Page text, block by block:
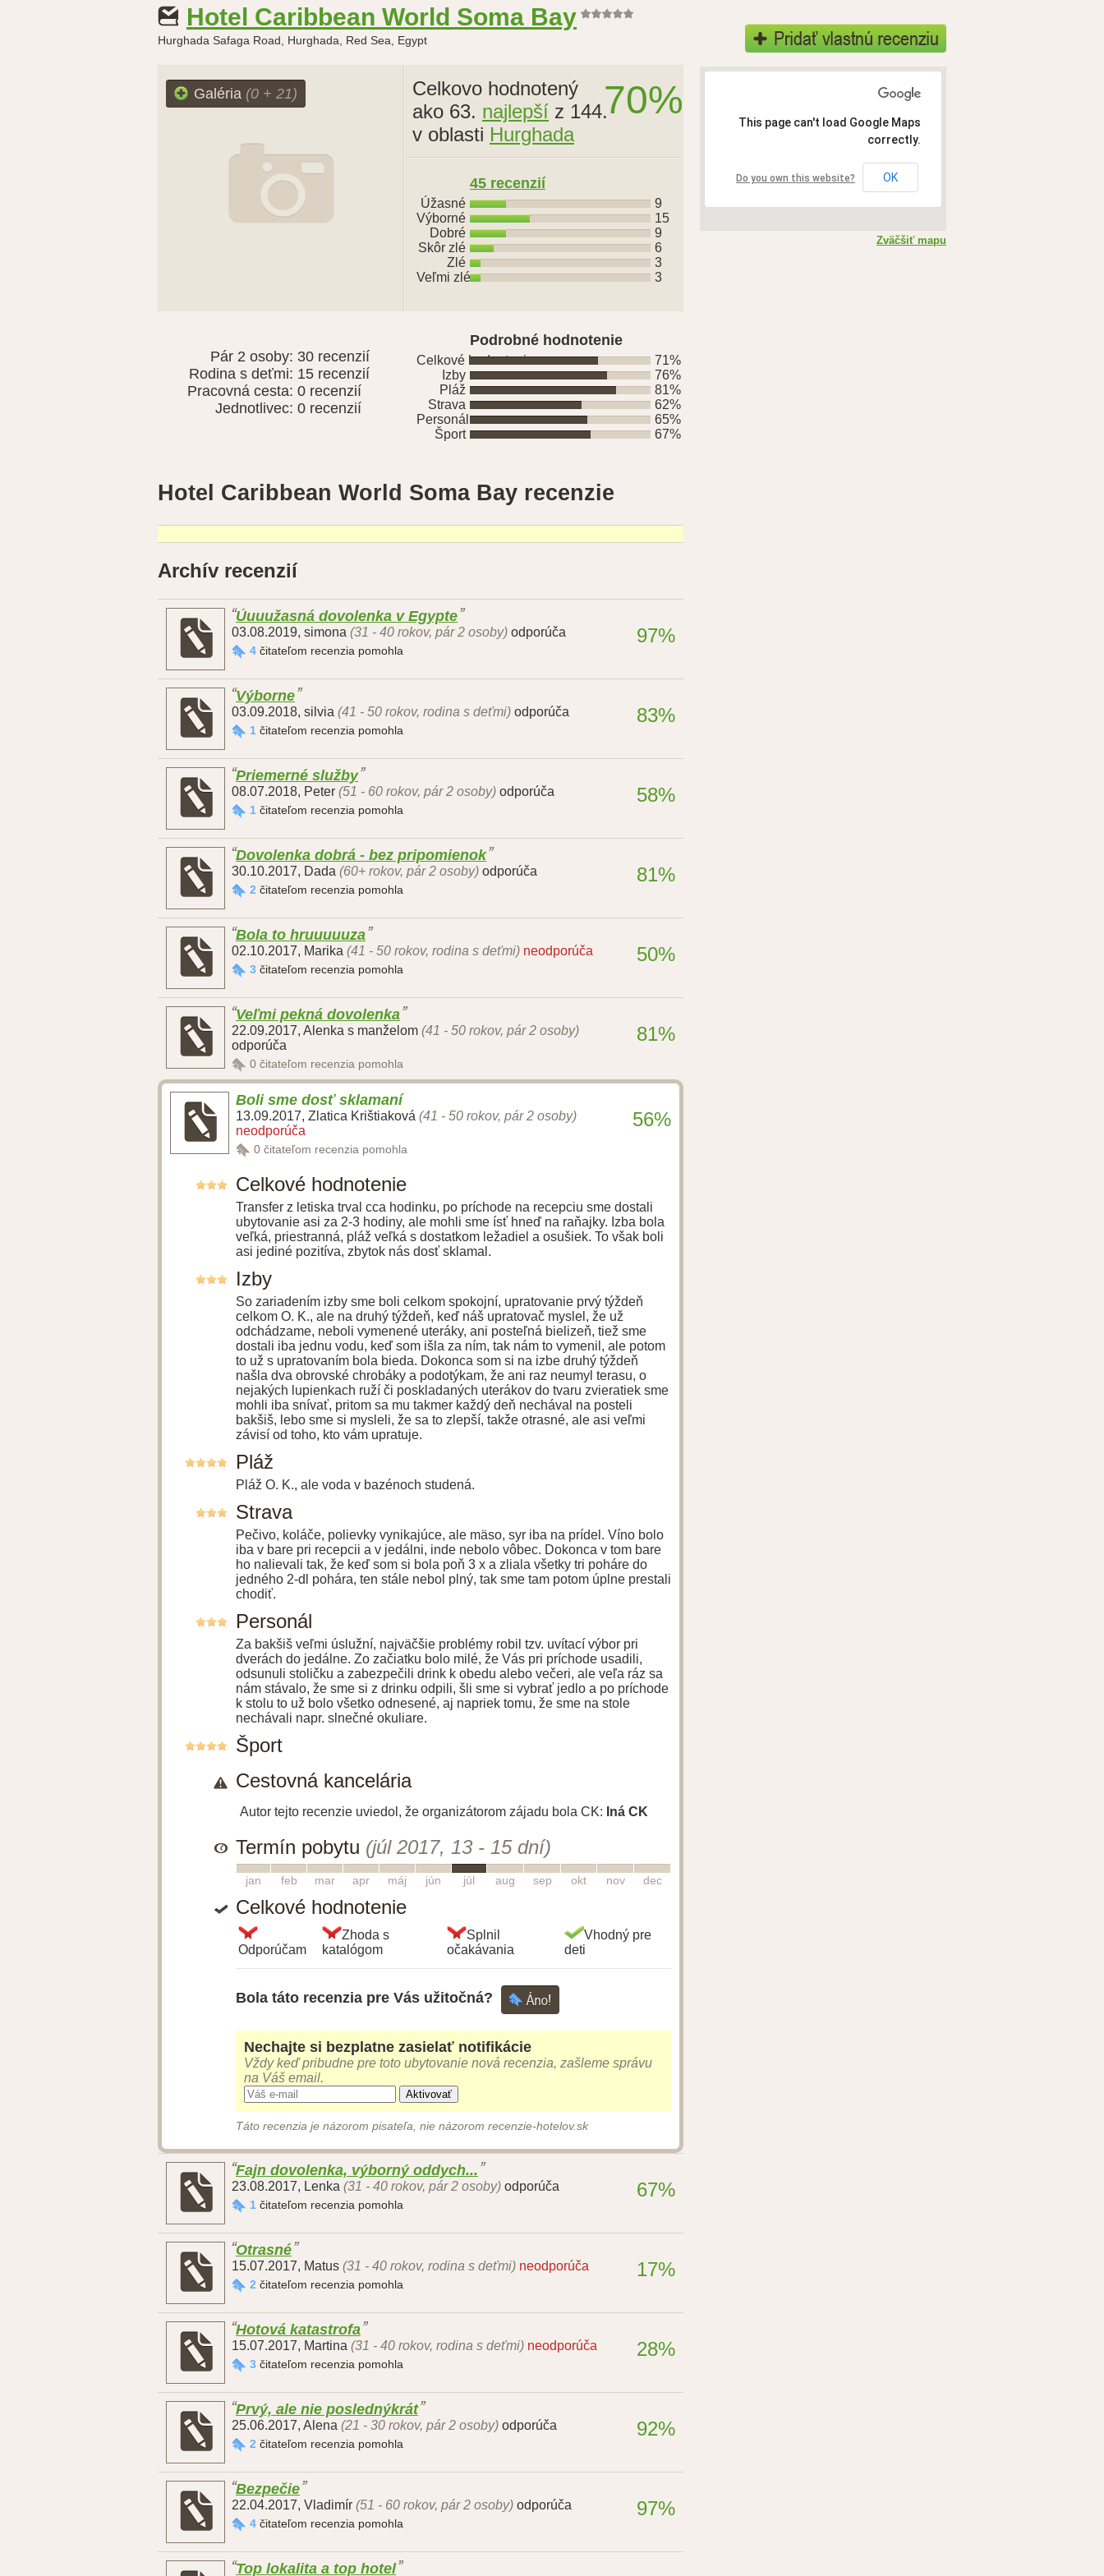
Hotel Caribbean World Soma Bay
Hurghada Safaga Road, Hurghada, Red Sea, Egypt
Galéria (0 + 21) 70%
Celkovo hodnotený
ako 63. najlepší z 144.
v oblasti Hurghada
45 recenzií
Úžasné
9
Výborné
15
Dobré
9
Skôr zlé
6
Zlé
3
Veľmi zlé
3
Pár 2 osoby: 30 recenzií
Rodina s deťmi: 15 recenzií
Pracovná cesta: 0 recenzií
Jednotlivec: 0 recenzií
Podrobné hodnotenie
Celkové hodnotenie
71%
Izby
76%
Pláž
81%
Strava
62%
Personál
65%
Šport
67%
Hotel Caribbean World Soma Bay recenzie
Archív recenzií
Úuuužasná dovolenka v Egypte
03.08.2019, simona (31 - 40 rokov, pár 2 osoby) odporúča
4 čitateľom recenzia pomohla
97%
Výborne
03.09.2018, silvia (41 - 50 rokov, rodina s deťmi) odporúča
1 čitateľom recenzia pomohla
83%
Priemerné služby
08.07.2018, Peter (51 - 60 rokov, pár 2 osoby) odporúča
1 čitateľom recenzia pomohla
58%
Dovolenka dobrá - bez pripomienok
30.10.2017, Dada (60+ rokov, pár 2 osoby) odporúča
2 čitateľom recenzia pomohla
81%
Bola to hruuuuuza
02.10.2017, Marika (41 - 50 rokov, rodina s deťmi) neodporúča
3 čitateľom recenzia pomohla
50%
Veľmi pekná dovolenka
22.09.2017, Alenka s manželom (41 - 50 rokov, pár 2 osoby)
odporúča
0 čitateľom recenzia pomohla
81%
Boli sme dosť sklamaní
13.09.2017, Zlatica Krištiaková (41 - 50 rokov, pár 2 osoby)
neodporúča
0 čitateľom recenzia pomohla
56%
Celkové hodnotenie
Transfer z letiska trval cca hodinku, po príchode na recepciu sme dostali
ubytovanie asi za 2-3 hodiny, ale mohli sme ísť hneď na raňajky. Izba bola
veľká, priestranná, pláž veľká s dostatkom ležadiel a osušiek. To však boli
asi jediné pozitíva, zbytok nás dosť sklamal.
Izby
So zariadením izby sme boli celkom spokojní, upratovanie prvý týždeň
celkom O. K., ale na druhý týždeň, keď náš upratovač myslel, že už
odchádzame, neboli vymenené uteráky, ani posteľná bielizeň, tiež sme
dostali iba jednu vodu, keď som išla za ním, tak nám to vymenil, ale potom
to už s upratovaním bola bieda. Dokonca som si na izbe druhý týždeň
našla dva obrovské chrobáky a podotýkam, že ani raz neumyl terasu, o
nejakých lupienkach ruží či poskladaných uterákov do tvaru zvieratiek sme
mohli iba snívať, pritom sa mu takmer každý deň nechával na posteli
bakšiš, lebo sme si mysleli, že sa to zlepší, takže otrasné, ale asi veľmi
závisí od toho, kto vám upratuje.
Pláž
Pláž O. K., ale voda v bazénoch studená.
Strava
Pečivo, koláče, polievky vynikajúce, ale mäso, syr iba na prídel. Víno bolo
iba v bare pri recepcii a v jedálni, inde nebolo vôbec. Dokonca v tom bare
ho nalievali tak, že keď som si bola poň 3 x a zliala všetky tri poháre do
jedného 2-dl pohára, ten stále nebol plný, tak sme tam potom úplne prestali
chodiť.
Personál
Za bakšiš veľmi úslužní, najväčšie problémy robil tzv. uvítací výbor pri
dverách do jedálne. Zo začiatku bolo milé, že Vás pri príchode usadili,
odsunuli stoličku a zabezpečili drink k obedu alebo večeri, ale veľa ráz sa
nám stávalo, že sme si z drinku odpili, šli sme si vybrať jedlo a po príchode
k stolu to už bolo všetko odnesené, aj napriek tomu, že sme na stole
nechávali napr. slnečné okuliare.
Šport
Cestovná kancelária
Autor tejto recenzie uviedol, že organizátorom zájadu bola CK: Iná CK
Termín pobytu (júl 2017, 13 - 15 dní)
jan feb mar apr máj jún júl aug sep okt nov dec
Celkové hodnotenie
Odporúčam
Zhoda s
katalógom
Splnil
očakávania
Vhodný pre
deti
Bola táto recenzia pre Vás užitočná?
Nechajte si bezplatne zasielať notifikácie
Vždy keď pribudne pre toto ubytovanie nová recenzia, zašleme správu
na Váš email.
Aktivovať
Táto recenzia je názorom pisateľa, nie názorom recenzie-hotelov.sk
Fajn dovolenka, výborný oddych...
23.08.2017, Lenka (31 - 40 rokov, pár 2 osoby) odporúča
1 čitateľom recenzia pomohla
67%
Otrasné
15.07.2017, Matus (31 - 40 rokov, rodina s deťmi) neodporúča
2 čitateľom recenzia pomohla
17%
Hotová katastrofa
15.07.2017, Martina (31 - 40 rokov, rodina s deťmi) neodporúča
3 čitateľom recenzia pomohla
28%
Prvý, ale nie poslednýkrát
25.06.2017, Alena (21 - 30 rokov, pár 2 osoby) odporúča
2 čitateľom recenzia pomohla
92%
Bezpečie
22.04.2017, Vladimír (51 - 60 rokov, pár 2 osoby) odporúča
4 čitateľom recenzia pomohla
97%
Top lokalita a top hotel
This page can't load Google Maps
correctly.
Do you own this website? OK
Zväčšiť mapu